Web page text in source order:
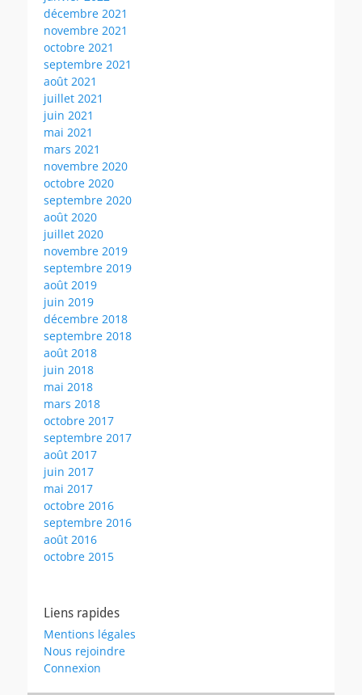
décembre 2021
novembre 2021
octobre 2021
septembre 2021
août 2021
juillet 2021
juin 2021
mai 2021
mars 2021
novembre 2020
octobre 2020
septembre 2020
août 2020
juillet 2020
novembre 2019
septembre 2019
août 2019
juin 2019
décembre 2018
septembre 2018
août 2018
juin 2018
mai 2018
mars 2018
octobre 2017
septembre 2017
août 2017
juin 2017
mai 2017
octobre 2016
septembre 2016
août 2016
octobre 2015
Liens rapides
Mentions légales
Nous rejoindre
Connexion